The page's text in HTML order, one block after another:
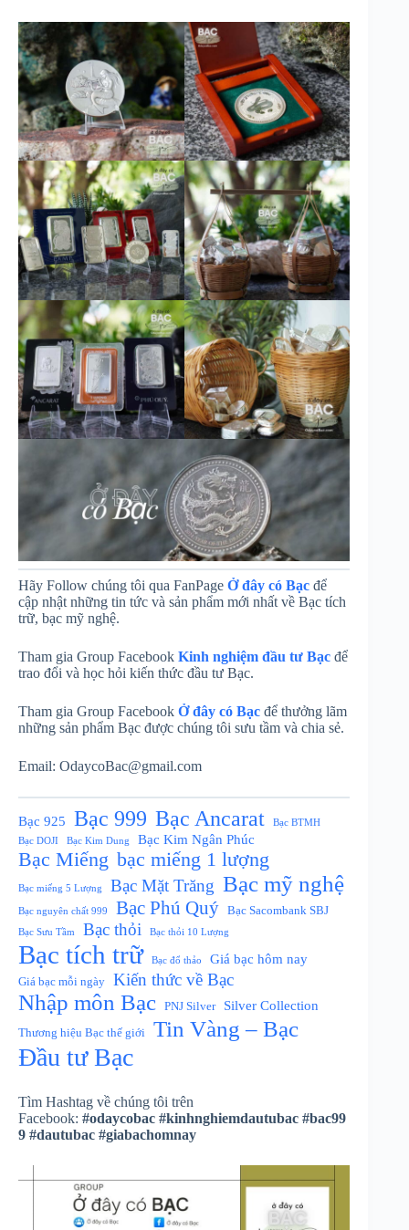
Hãy Follow chúng tôi qua FanPage Ở đây có Bạc để
cập nhật những tin tức và sản phẩm mới nhất về Bạc tích
trữ, bạc mỹ nghệ.
Tham gia Group Facebook Kinh nghiệm đầu tư Bạc để
trao đổi và học hỏi kiến thức đầu tư Bạc.
Tham gia Group Facebook Ở đây có Bạc để thưởng lãm
những sản phẩm Bạc được chúng tôi sưu tầm và chia sẻ.
Email: OdaycoBac@gmail.com
Bạc 925 Bạc 999 Bạc Ancarat
Bạc BTMH
Bạc DOJI
Bạc Kim Dung Bạc Kim Ngân Phúc
Bạc Miếng bạc miếng 1 lượng
Bạc miếng 5 Lượng Bạc Mặt Trăng Bạc mỹ nghệ
Bạc nguyên chất 999 Bạc Phú Quý Bạc Sacombank SBJ
Bạc Sưu Tầm Bạc thỏi Bạc thỏi 10 Lượng
Bạc tích trữ Bạc đổ thảo Giá bạc hôm nay
Giá bạc mỗi ngày Kiến thức về Bạc
Nhập môn Bạc PNJ Silver Silver Collection
Thương hiệu Bạc thế giới Tin Vàng – Bạc
Đầu tư Bạc
Tìm Hashtag về chúng tôi trên
Facebook: #odaycobac #kinhnghiemdautubac #bac99
9 #dautubac #giabachomnay